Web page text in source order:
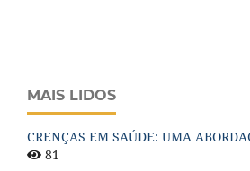
MAIS LIDOS
CRENÇAS EM SAÚDE: UMA
81